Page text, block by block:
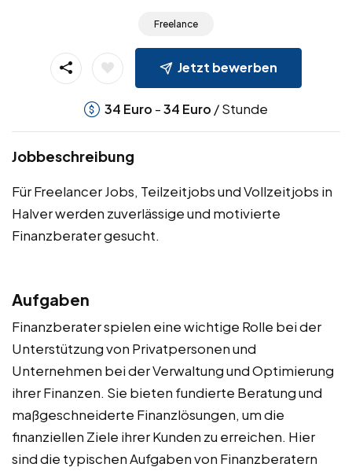
Freelance
Jetzt bewerben
34 Euro -34 Euro / Stunde
Jobbeschreibung
Für Freelancer Jobs, Teilzeitjobs und Vollzeitjobs in
Halver werden zuverlässige und motivierte
Finanzberater gesucht.
Aufgaben
Finanzberater spielen eine wichtige Rolle bei der
Unterstützung von Privatpersonen und
Unternehmen bei der Verwaltung und Optimierung
ihrer Finanzen. Sie bieten fundierte Beratung und
maßgeschneiderte Finanzlösungen, um die
finanziellen Ziele ihrer Kunden zu erreichen. Hier
sind die typischen Aufgaben von Finanzberatern